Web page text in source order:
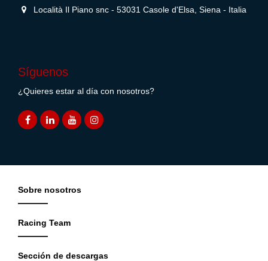
Località Il Piano snc - 53031 Casole d'Elsa, Siena - Italia
Síguenos
¿Quieres estar al día con nosotros?
Sobre nosotros
Racing Team
Sección de descargas